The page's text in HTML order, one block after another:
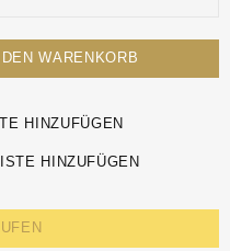
DEN WARENKORB
HINZUFÜGEN
HINZUFÜGEN